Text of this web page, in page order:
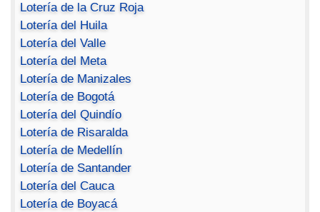
Lotería de la Cruz Roja
Lotería del Huila
Lotería del Valle
Lotería del Meta
Lotería de Manizales
Lotería de Bogotá
Lotería del Quindío
Lotería de Risaralda
Lotería de Medellín
Lotería de Santander
Lotería del Cauca
Lotería de Boyacá